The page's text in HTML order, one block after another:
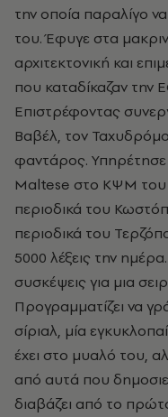
την οποία παραλίγο
του. Έφυγε στα
αρχιτεκτονική και
που καταδίκαζαν
Επιστρέφοντας
Βαβέλ, τον
φαντάρος.
Maltese στο ΚΨΜ του
περιοδικά του
περιοδικά του
5000 λέξεις την
συσκέψεις για μια
Προγραμματίζει να
σίριαλ, μία
έχει στο μυαλό του,
από αυτά που
διαβάζει από το